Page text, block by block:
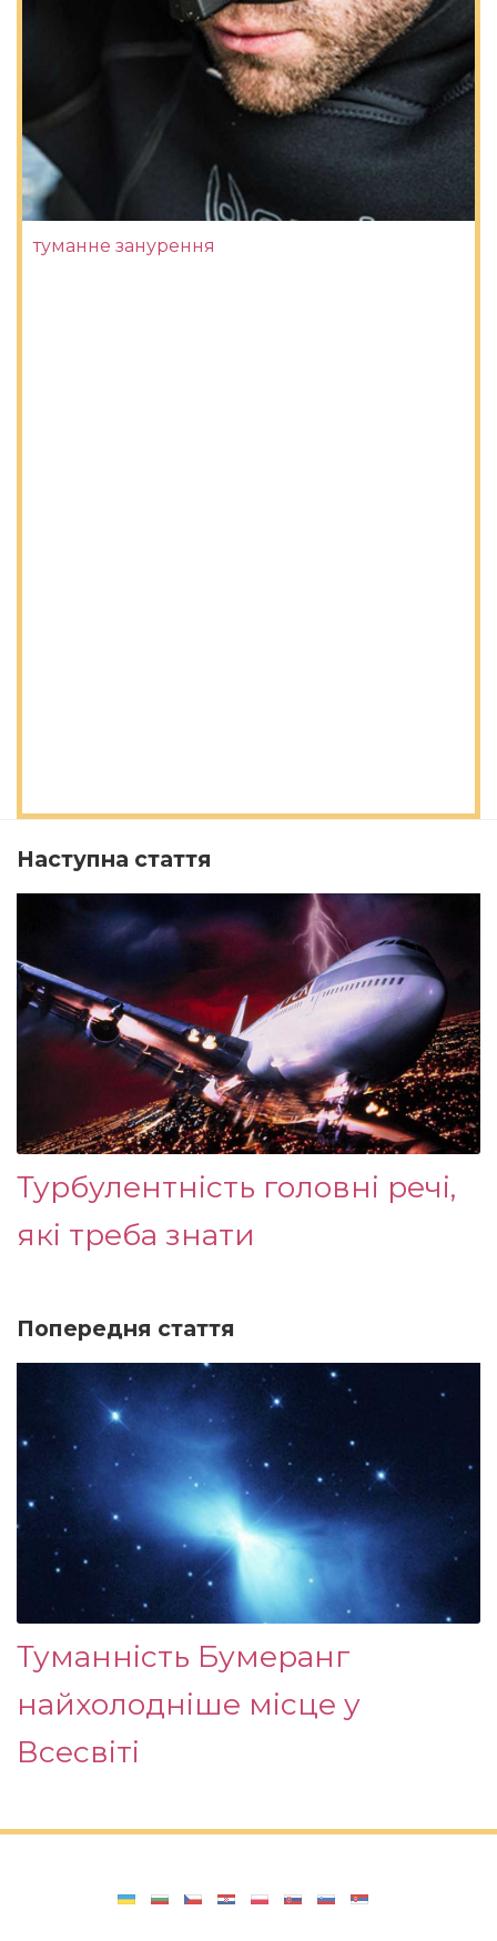
туманне занурення
Наступна стаття
Турбулентність головні речі,
які треба знати
Попередня стаття
Туманність Бумеранг
найхолодніше місце у
Всесвіті